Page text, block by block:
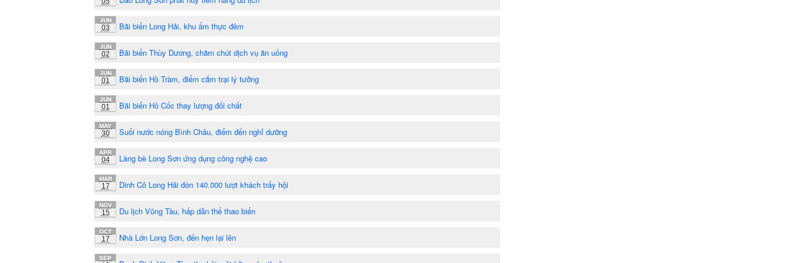
JUN
03 Bãi biển Long Hải, khu ẩm thực đêm
JUN
02 Bãi biển Thùy Dương, chăm chút dịch vụ ăn uống
JUN
01 Bãi biển Hồ Tràm, điểm cắm trại lý tưởng
JUN
01 Bãi biển Hồ Cốc thay lượng đổi chất
MAY
30 Suối nước nóng Bình Châu, điểm đến nghỉ dưỡng
APR
04 Làng bè Long Sơn ứng dụng công nghệ cao
MAR
17 Dinh Cô Long Hải đón 140.000 lượt khách trẩy hội
NOV
15 Du lịch Vũng Tàu, hấp dẫn thể thao biển
OCT
17 Nhà Lớn Long Sơn, đến hẹn lại lên
SEP